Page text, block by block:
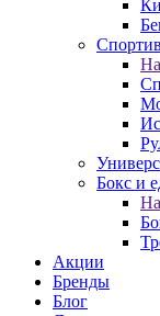
Бокс и
Акции
Бренды
Блог